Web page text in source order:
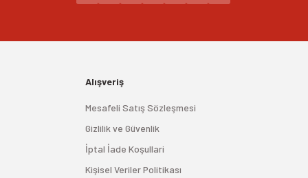
Alışveriş
Mesafeli Satış Sözleşmesi
Gizlilik ve Güvenlik
İptal İade Koşullari
Kişisel Veriler Politikası